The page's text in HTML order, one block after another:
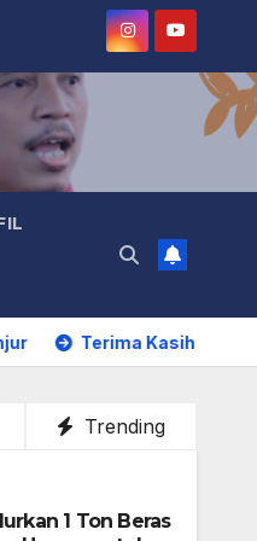
Kasih Kiai, Atas Dedikasi
Trending
1 Ton Beras